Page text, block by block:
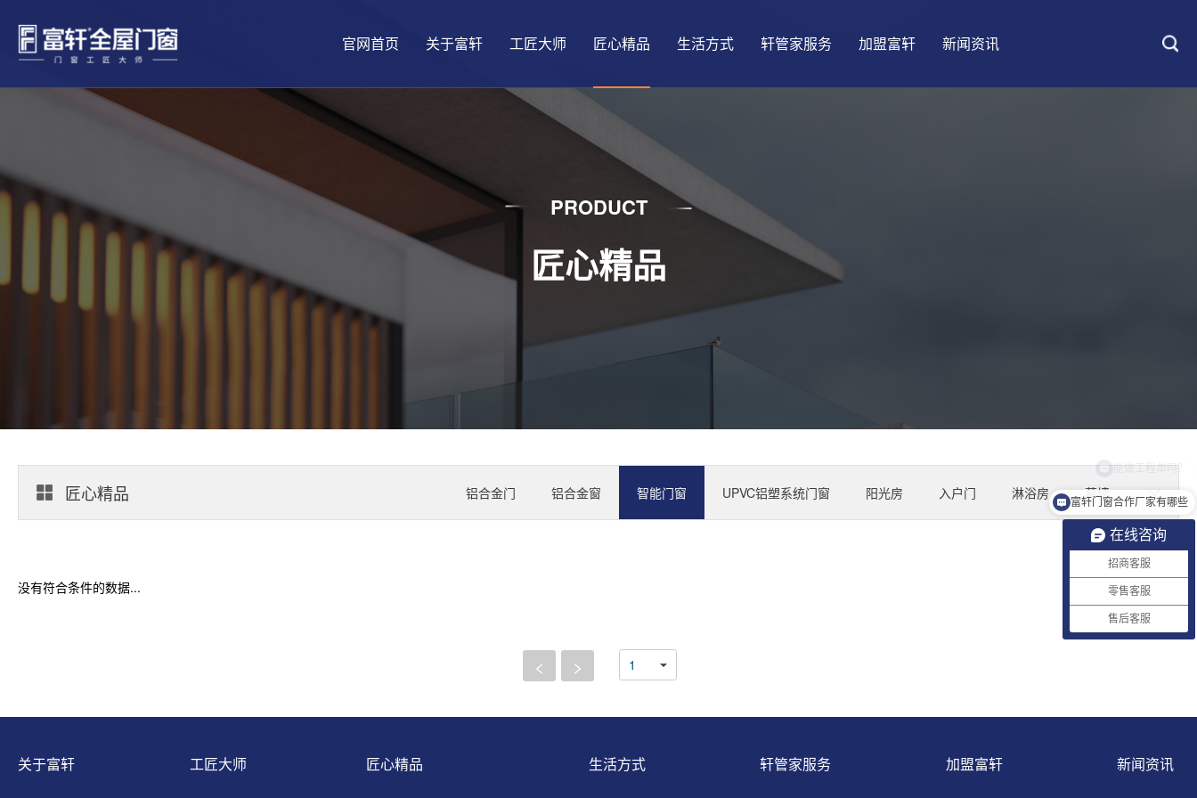
官网首页 关于富轩
品牌介绍 发展历程 品牌荣誉 大匠情怀
工匠大师
工匠文化 大匠国创 门窗真功夫
匠心精品
铝合金门 铝合金窗 智能门窗 UPVC铝塑系统门窗
生活方式
景生活 悦生活 趣生活 客户案例
轩管家服务
五星安装
全球供应链 品质保障 查找门店 防伪查询
加盟富轩
市场前景 门店形象 盈利模式 加盟优势
新闻资讯
品牌新闻 精益动态 门店动态 设计会客厅
PRODUCT
匠心精品
匠心精品 铝合金门 铝合金窗 智能门窗 UPVC铝塑系统门窗 阳光房 入户门 淋浴房 幕墙
没有符合条件的数据...
< >
关于富轩 工匠大师 匠心精品 生活方式 轩管家服务 加盟富轩 新闻资讯
在线咨询
招商客服
零售客服
售后客服
​能做工程单吗？
富轩门窗合作厂家有哪些